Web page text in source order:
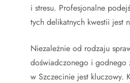
i stresu. Profesjonalne
tych delikatnych kwestii jest
Niezależnie od rodzaju
doświadczonego i godnego
w Szczecinie jest kluczowy.